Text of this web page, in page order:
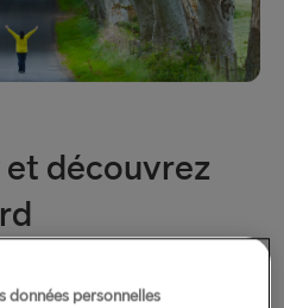
découvrez
données personnelles